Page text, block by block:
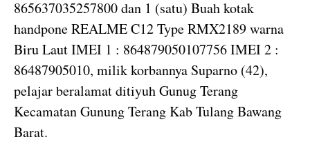
865637035257800 dan 1 (satu) Buah kotak
handpone REALME C12 Type RMX2189 warna
Biru Laut IMEI 1 : 864879050107756 IMEI 2 :
86487905010, milik korbannya Suparno (42),
pelajar beralamat ditiyuh Gunug Terang
Kecamatan Gunung Terang Kab Tulang Bawang
Barat.